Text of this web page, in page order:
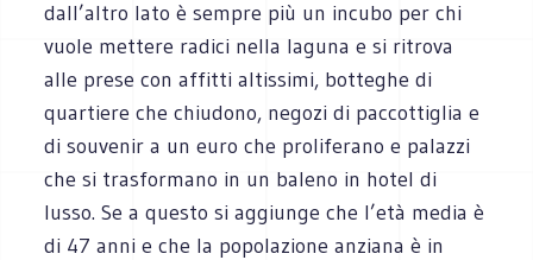
dall’altro lato è sempre più un incubo per chi
vuole mettere radici nella laguna e si ritrova
alle prese con affitti altissimi, botteghe di
quartiere che chiudono, negozi di paccottiglia e
di souvenir a un euro che proliferano e palazzi
che si trasformano in un baleno in hotel di
lusso. Se a questo si aggiunge che l’età media è
di 47 anni e che la popolazione anziana è in